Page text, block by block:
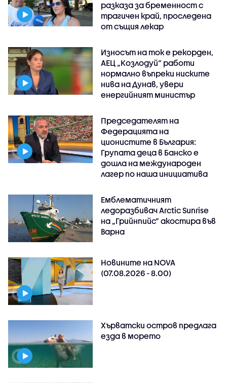
разказа за бременност с
трагичен край, проследена
от същия лекар
Износът на ток е рекорден,
АЕЦ „Козлодуй“ работи
нормално въпреки ниските
нива на Дунав, увери
енергийният министър
Председателят на
Федерацията на
ционистите в България:
Групата деца в Банско е
дошла на международен
лагер по наша инициатива
Емблематичният
ледоразбивач Arctic Sunrise
на „Грийнпийс” акостира във
Варна
Новините на NOVA
(07.08.2026 - 8.00)
Хърватски остров предлага
езда в морето